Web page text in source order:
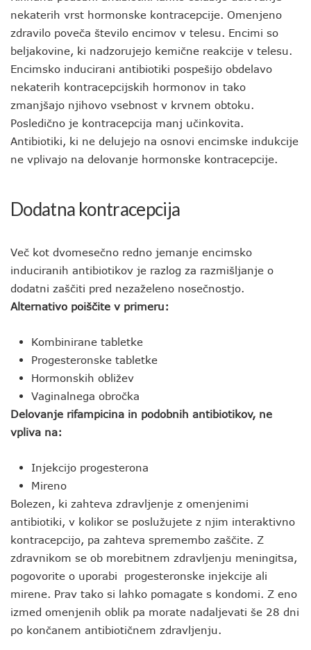
nekaterih vrst hormonske kontracepcije. Omenjeno
zdravilo poveča število encimov v telesu. Encimi so
beljakovine, ki nadzorujejo kemične reakcije v telesu.
Encimsko inducirani antibiotiki pospešijo obdelavo
nekaterih kontracepcijskih hormonov in tako
zmanjšajo njihovo vsebnost v krvnem obtoku.
Posledično je kontracepcija manj učinkovita.
Antibiotiki, ki ne delujejo na osnovi encimske indukcije
ne vplivajo na delovanje hormonske kontracepcije.
Dodatna kontracepcija
Več kot dvomesečno redno jemanje encimsko
induciranih antibiotikov je razlog za razmišljanje o
dodatni zaščiti pred nezaželeno nosečnostjo.
Alternativo poiščite v primeru:
Kombinirane tabletke
Progesteronske tabletke
Hormonskih obližev
Vaginalnega obročka
Delovanje rifampicina in podobnih antibiotikov, ne
vpliva na:
Injekcijo progesterona
Mireno
Bolezen, ki zahteva zdravljenje z omenjenimi
antibiotiki, v kolikor se poslužujete z njim interaktivno
kontracepcijo, pa zahteva spremembo zaščite. Z
zdravnikom se ob morebitnem zdravljenju meningitsa,
pogovorite o uporabi progesteronske injekcije ali
mirene. Prav tako si lahko pomagate s kondomi. Z eno
izmed omenjenih oblik pa morate nadaljevati še 28 dni
po končanem antibiotičnem zdravljenju.